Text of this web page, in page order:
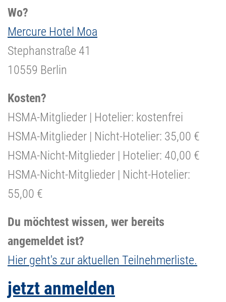
Wo?
Mercure Hotel Moa
Stephanstraße 41
10559 Berlin
Kosten?
HSMA-Mitglieder | Hotelier: kostenfrei
HSMA-Mitglieder | Nicht-Hotelier: 35,00 €
HSMA-Nicht-Mitglieder | Hotelier: 40,00 €
HSMA-Nicht-Mitglieder | Nicht-Hotelier:
55,00 €
Du möchtest wissen, wer bereits
angemeldet ist?
Hier geht's zur aktuellen Teilnehmerliste.
jetzt anmelden